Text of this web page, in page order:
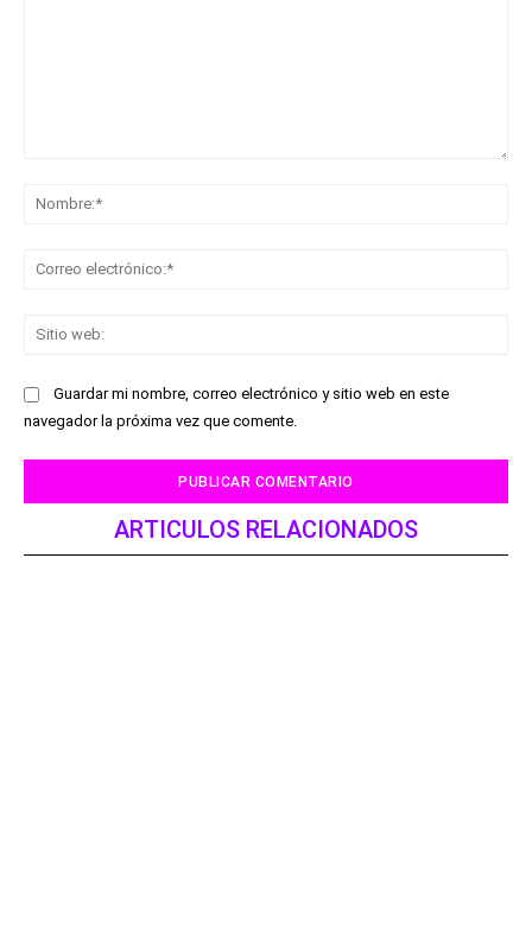
Guardar mi nombre, correo electrónico y sitio web en este
navegador la próxima vez que comente.
ARTICULOS RELACIONADOS